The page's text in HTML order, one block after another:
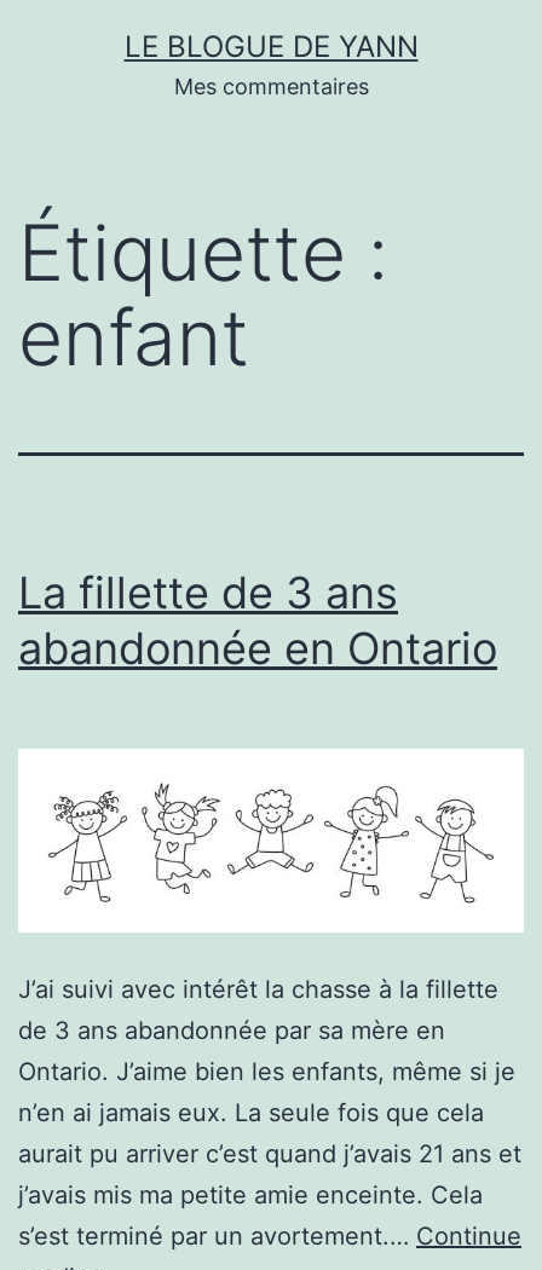
LE BLOGUE DE YANN
Mes commentaires
Étiquette :
enfant
La fillette de 3 ans
abandonnée en Ontario
J’ai suivi avec intérêt la chasse à la fillette
de 3 ans abandonnée par sa mère en
Ontario. J’aime bien les enfants, même si je
n’en ai jamais eux. La seule fois que cela
aurait pu arriver c’est quand j’avais 21 ans et
j’avais mis ma petite amie enceinte. Cela
s’est terminé par un avortement.… Continue